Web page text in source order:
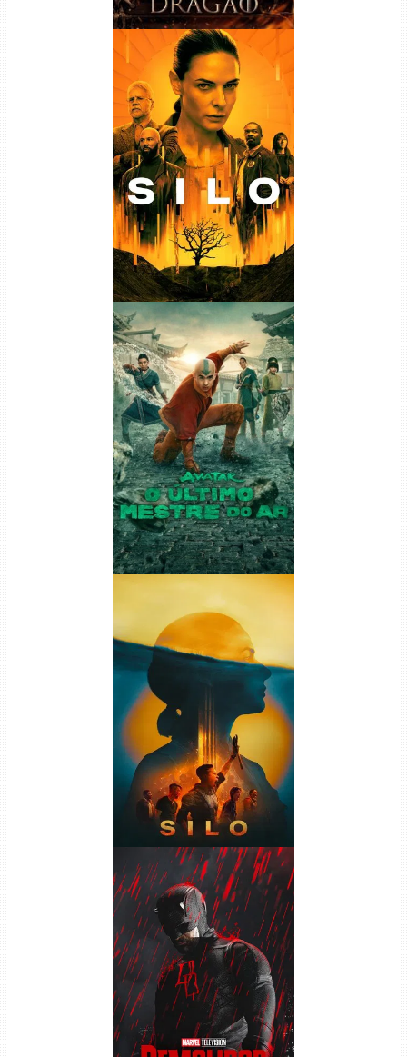
Silo 1ª Temporada Torrent
(2023) WEB-DL
720p/1080p/4K Dual Áudio
Avatar: O Último Mestre do
Ar 2ª Temporada Torrent
(2026) WEB-DL 1080p Dual
Áudio
Silo 2ª Temporada (2024)
WEB-DL 1080p Dual Áudio
Demolidor: Renascido 2ª
Temporada (2026) WEB-DL
1080p Dual Áudio